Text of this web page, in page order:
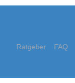
Ratgeber FAQ